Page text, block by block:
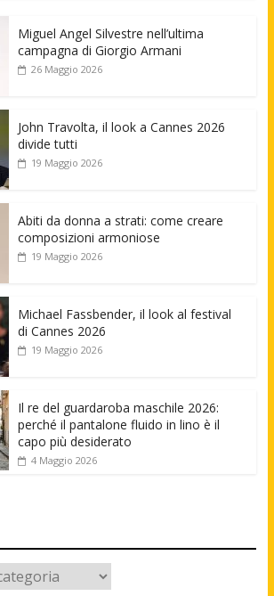
Miguel Angel Silvestre nell’ultima
campagna di Giorgio Armani
26 Maggio 2026
John Travolta, il look a Cannes 2026
divide tutti
19 Maggio 2026
Abiti da donna a strati: come creare
composizioni armoniose
19 Maggio 2026
Michael Fassbender, il look al festival
di Cannes 2026
19 Maggio 2026
Il re del guardaroba maschile 2026:
perché il pantalone fluido in lino è il
capo più desiderato
4 Maggio 2026